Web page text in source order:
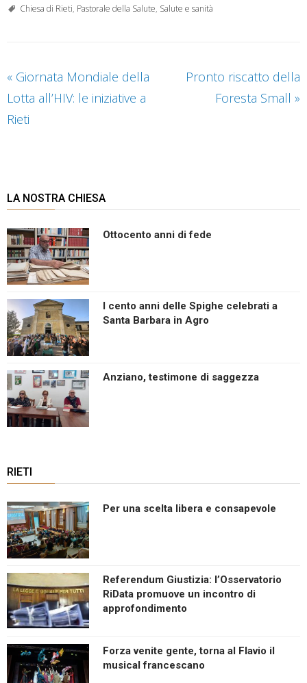
Chiesa di Rieti, Pastorale della Salute, Salute e sanità
« Giornata Mondiale della
Lotta all’HIV: le iniziative a
Rieti
Pronto riscatto della
Foresta Small »
LA NOSTRA CHIESA
Ottocento anni di fede
I cento anni delle Spighe celebrati a
Santa Barbara in Agro
Anziano, testimone di saggezza
RIETI
Per una scelta libera e consapevole
Referendum Giustizia: l’Osservatorio
RiData promuove un incontro di
approfondimento
Forza venite gente, torna al Flavio il
musical francescano